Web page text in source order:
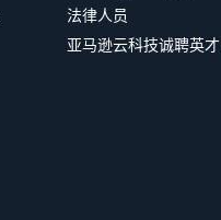
法律人员
亚马逊云科技诚聘英才